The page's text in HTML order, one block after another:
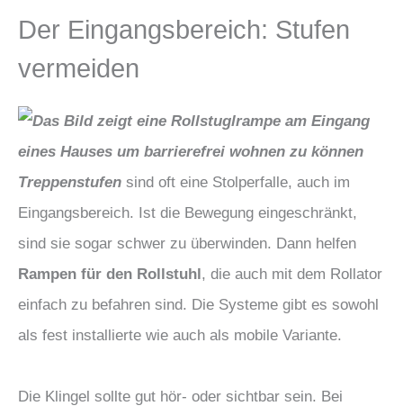
Der Eingangsbereich: Stufen
vermeiden
Treppenstufen sind oft eine Stolperfalle, auch im
Eingangsbereich. Ist die Bewegung eingeschränkt,
sind sie sogar schwer zu überwinden. Dann helfen
Rampen für den Rollstuhl, die auch mit dem Rollator
einfach zu befahren sind. Die Systeme gibt es sowohl
als fest installierte wie auch als mobile Variante.
Die Klingel sollte gut hör- oder sichtbar sein. Bei